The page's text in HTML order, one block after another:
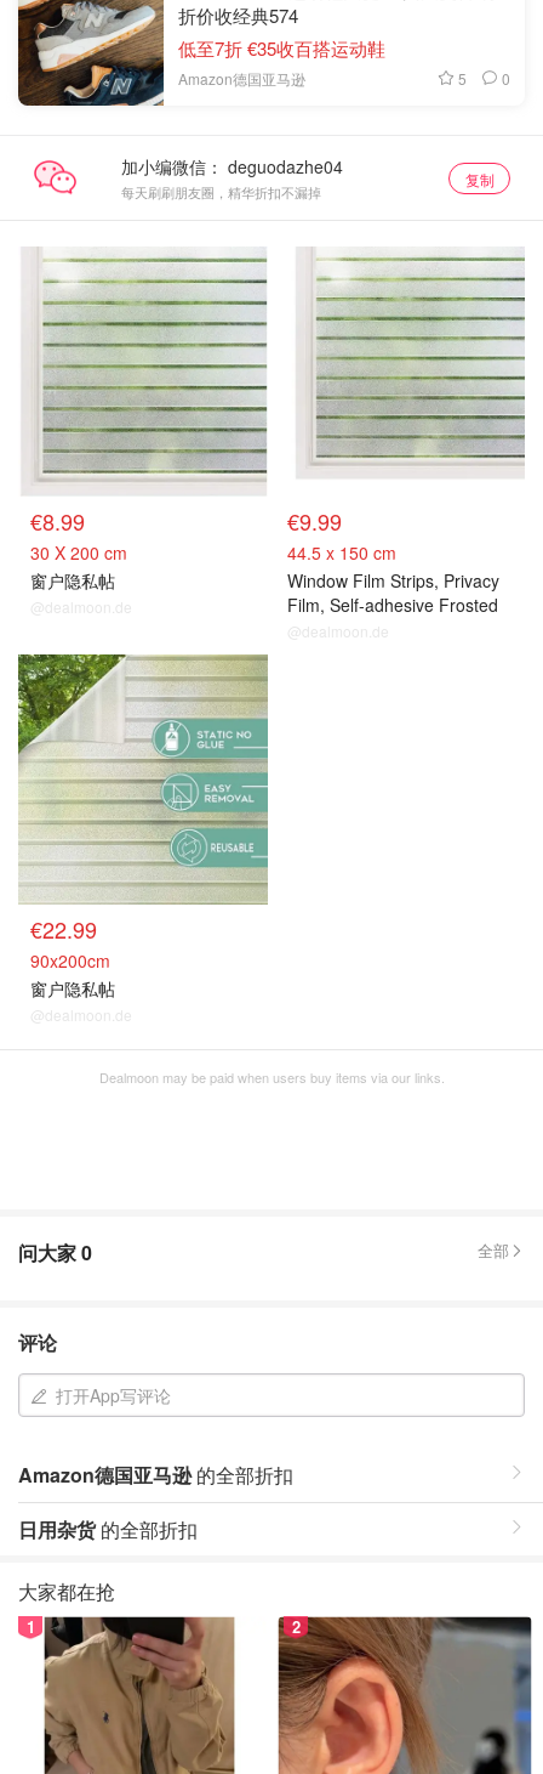
折价收经典574
低至7折 €35收百搭运动鞋
Amazon德国亚马逊 5 0
加小编微信：
每天刷刷朋友圈，精华折扣不漏掉
复制
€8.99
30 X 200 cm
窗户隐私帖
@dealmoon.de
€9.99
44.5 x 150 cm
Window Film Strips, Privacy
Film, Self-adhesive Frosted
Glass Privacy Film Screen,
@dealmoon.de
€22.99
90x200cm
窗户隐私帖
@dealmoon.de
Dealmoon may be paid when users buy items via our links.
问大家0 全部
评论
打开App写评论
Amazon德国亚马逊的全部折扣
日用杂货的全部折扣
大家都在抢
1 2